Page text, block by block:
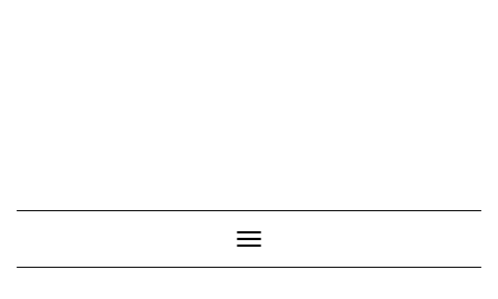
Cambiar modo de navegación